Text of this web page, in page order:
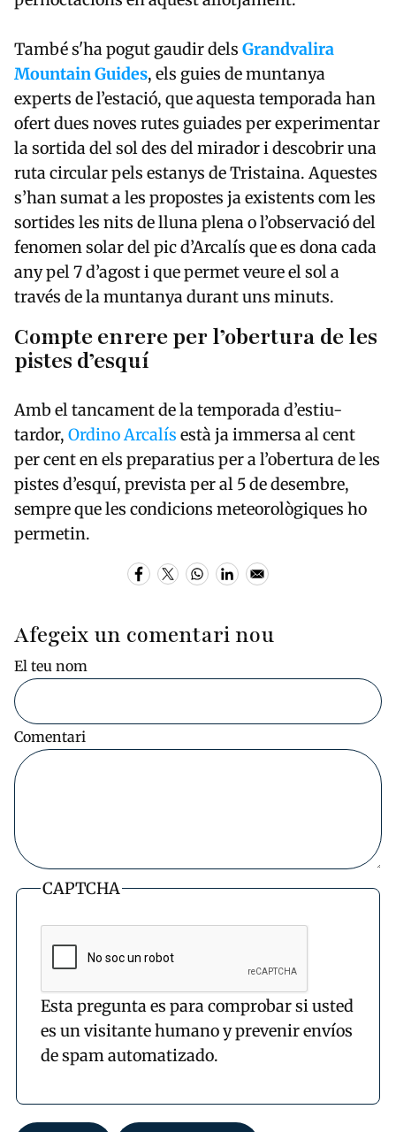
També s'ha pogut gaudir dels Grandvalira
Mountain Guides, els guies de muntanya
experts de l’estació, que aquesta temporada han
ofert dues noves rutes guiades per experimentar
la sortida del sol des del mirador i descobrir una
ruta circular pels estanys de Tristaina. Aquestes
s’han sumat a les propostes ja existents com les
sortides les nits de lluna plena o l’observació del
fenomen solar del pic d’Arcalís que es dona cada
any pel 7 d’agost i que permet veure el sol a
través de la muntanya durant uns minuts.
Compte enrere per l’obertura de les
pistes d’esquí
Amb el tancament de la temporada d’estiu-
tardor, Ordino Arcalís està ja immersa al cent
per cent en els preparatius per a l’obertura de les
pistes d’esquí, prevista per al 5 de desembre,
sempre que les condicions meteorològiques ho
permetin.
Afegeix un comentari nou
El teu nom
Comentari
CAPTCHA
Esta pregunta es para comprobar si usted
es un visitante humano y prevenir envíos
de spam automatizado.